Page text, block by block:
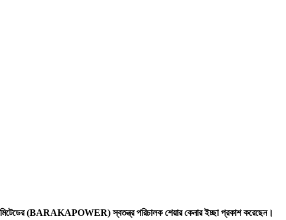
(BARAKAPOWER) স্বতন্ত্র পরিচালক শেয়ার কেনার ইচ্ছা প্রকাশ করেছেন।